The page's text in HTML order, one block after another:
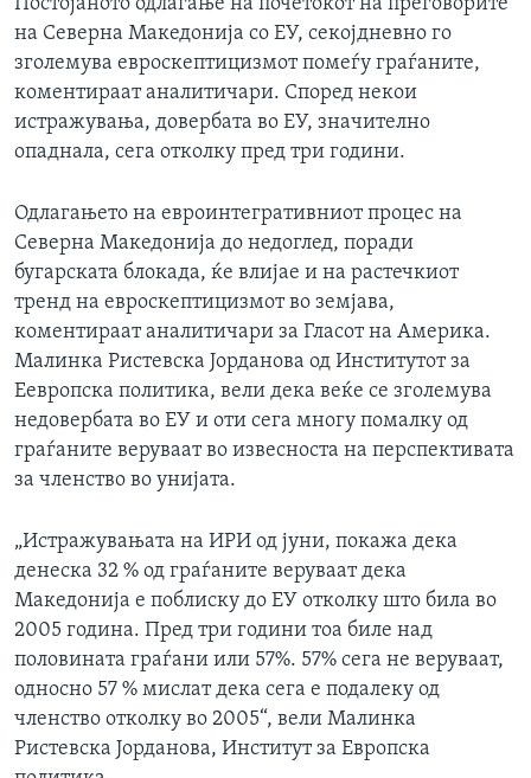
Постојаното одлагање на почетокот на преговорите
на Северна Македонија со ЕУ, секојдневно го
зголемува евроскептицизмот помеѓу граѓаните,
коментираат аналитичари. Според некои
истражувања, довербата во ЕУ, значително
опаднала, сега отколку пред три години.
Одлагањето на евроинтегративниот процес на
Северна Македонија до недоглед, поради
бугарската блокада, ќе влијае и на растечкиот
тренд на евроскептицизмот во земјава,
коментираат аналитичари за Гласот на Америка.
Малинка Ристевска Јорданова од Институтот за
Eевропска политика, вели дека веќе се зголемува
недовербата во ЕУ и оти сега многу помалку од
граѓаните веруваат во извесноста на перспективата
за членство во унијата.
„Истражувањата на ИРИ од јуни, покажа дека
денеска 32 % од граѓаните веруваат дека
Македонија е поблиску до ЕУ отколку што била во
2005 година. Пред три години тоа биле над
половината граѓани или 57%. 57% сега не веруваат,
односно 57 % мислат дека сега е подалеку од
членство отколку во 2005“, вели Малинка
Ристевска Јорданова, Институт за Европска